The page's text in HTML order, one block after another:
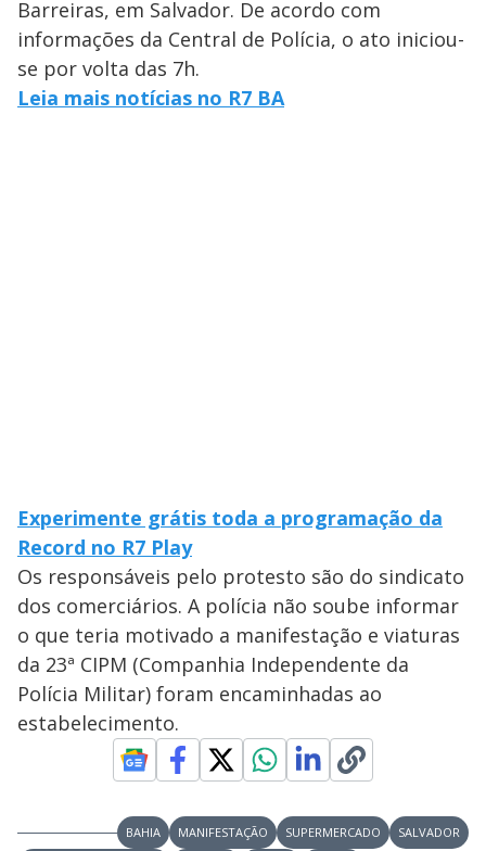
Barreiras, em Salvador. De acordo com
informações da Central de Polícia, o ato iniciou-
se por volta das 7h.
Leia mais notícias no R7 BA
Experimente grátis toda a programação da
Record no R7 Play
Os responsáveis pelo protesto são do sindicato
dos comerciários. A polícia não soube informar
o que teria motivado a manifestação e viaturas
da 23ª CIPM (Companhia Independente da
Polícia Militar) foram encaminhadas ao
estabelecimento.
BAHIA MANIFESTAÇÃO SUPERMERCADO
SALVADOR